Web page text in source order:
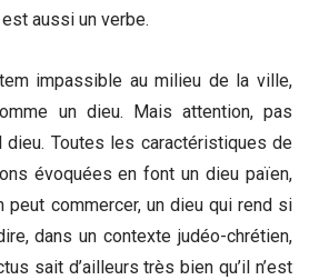
aussi un verbe.
impassible au milieu de la ville,
un dieu. Mais attention, pas
dieu. Toutes les caractéristiques de
évoquées en font un dieu païen,
peut commercer, un dieu qui rend si
dans un contexte judéo-chrétien,
sait d’ailleurs très bien qu’il n’est